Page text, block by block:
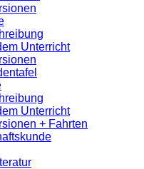
Unterricht
Unterricht
+ Fahrten